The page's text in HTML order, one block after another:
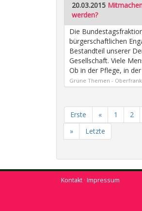
20.03.2015
werden?
Die
bürgerschaftlichen
Bestandteil unserer
Gesellschaft. Viele
Ob in der Pflege, in
Grüne Themen -
Erste « 1 2
»
Letzte
Kontakt· Impressum